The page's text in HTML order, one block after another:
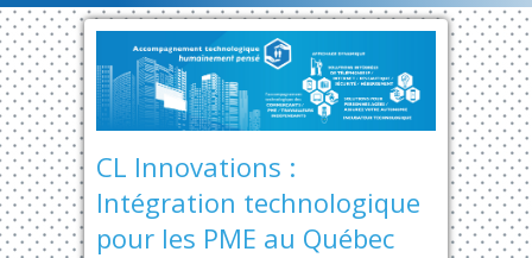
CL Innovations :
Intégration technologique
pour les PME au Québec